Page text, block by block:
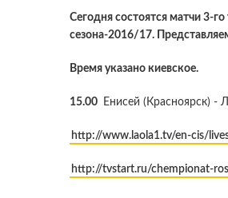
Сегодня состоятся матчи 3-
сезона-2016/17.
Время указано киевское.
15.00 Енисей (Красноярск) -
http://www.laola1.tv/en-cis/
http://tvstart.ru/chempionat-